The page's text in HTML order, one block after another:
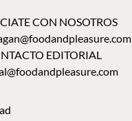
CON NOSOTROS
EDITORIAL